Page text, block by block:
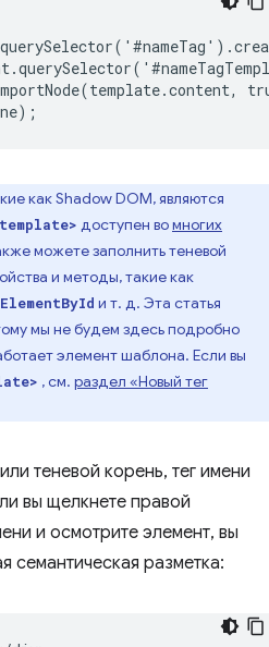
как Shadow DOM, являются
доступен вомногих
можете заполнить теневой
и методы, такие как
и т. д. Эта статья
мы не будем здесь подробно
элемент шаблона. Если вы
, см. раздел «Новый тег
теневой корень, тег имени
вы щелкнете правой
и осмотрите элемент, вы
семантическая разметка: